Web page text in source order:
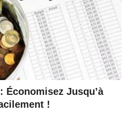
Économisez Jusqu’à
!